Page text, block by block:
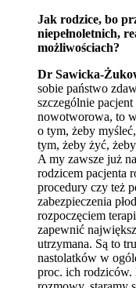
Jak rodzice, bo
niepełnoletnich,
możliwościach?
Dr Sawicka-
sobie państwo
szczególnie pacjent
nowotworowa, to
o tym, żeby
tym, żeby żyć,
A my zawsze już
rodzicem pacjenta
procedury czy też
zabezpieczenia
rozpoczęciem
zapewnić
utrzymana. Są to
nastolatków w
proc. ich rodziców.